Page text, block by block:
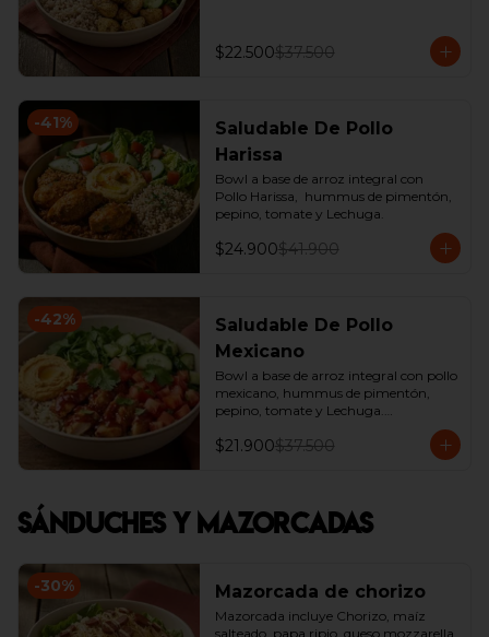
$22.500$37.500
-41%
Saludable De Pollo
Harissa
Bowl a base de arroz integral con
Pollo Harissa,  hummus de pimentón,
pepino, tomate y Lechuga.
$24.900$41.900
-42%
Saludable De Pollo
Mexicano
Bowl a base de arroz integral con pollo
mexicano, hummus de pimentón,
pepino, tomate y Lechuga.
$21.900$37.500
Sánduches y Mazorcadas
-30% Mazorcada de chorizo
Mazorcada incluye Chorizo, maíz
salteado, papa ripio, queso mozzarella,